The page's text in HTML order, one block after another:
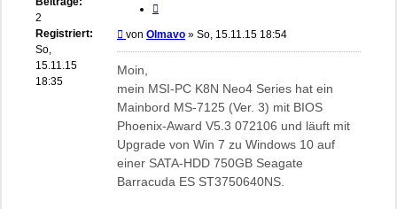
2
Registriert:
So,
15.11.15
18:35
Beitrag
von Olmavo » So, 15.11.15 18:54
Moin,
mein MSI-PC K8N Neo4 Series hat ein
Mainbord MS-7125 (Ver. 3) mit BIOS
Phoenix-Award V5.3 072106 und läuft mit
Upgrade von Win 7 zu Windows 10 auf
einer SATA-HDD 750GB Seagate
Barracuda ES ST3750640NS.